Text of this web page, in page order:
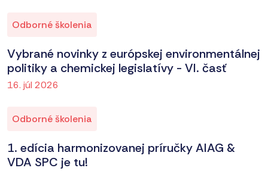
Odborné školenia
Vybrané novinky z európskej environmentálnej
politiky a chemickej legislatívy - VI. časť
16. júl 2026
Odborné školenia
1. edícia harmonizovanej príručky AIAG &
VDA SPC je tu!